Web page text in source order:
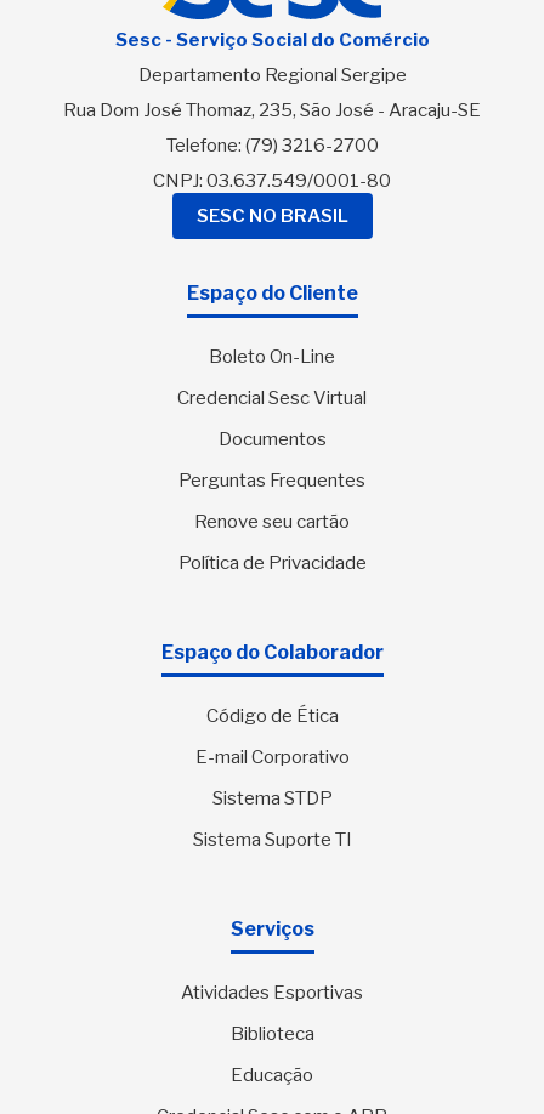
Sesc - Serviço Social do Comércio
Departamento Regional Sergipe
Rua Dom José Thomaz, 235, São José - Aracaju-SE
Telefone: (79) 3216-2700
CNPJ: 03.637.549/0001-80
SESC NO BRASIL
Espaço do Cliente
Boleto On-Line
Credencial Sesc Virtual
Documentos
Perguntas Frequentes
Renove seu cartão
Política de Privacidade
Espaço do Colaborador
Código de Ética
E-mail Corporativo
Sistema STDP
Sistema Suporte TI
Serviços
Atividades Esportivas
Biblioteca
Educação